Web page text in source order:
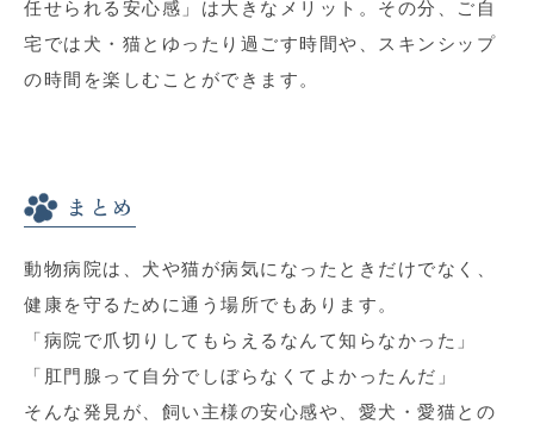
任せられる安心感」は大きなメリット。その分、ご自
宅では犬・猫とゆったり過ごす時間や、スキンシップ
の時間を楽しむことができます。
まとめ
動物病院は、犬や猫が病気になったときだけでなく、
健康を守るために通う場所でもあります。
「病院で爪切りしてもらえるなんて知らなかった」
「肛門腺って自分でしぼらなくてよかったんだ」
そんな発見が、飼い主様の安心感や、愛犬・愛猫との